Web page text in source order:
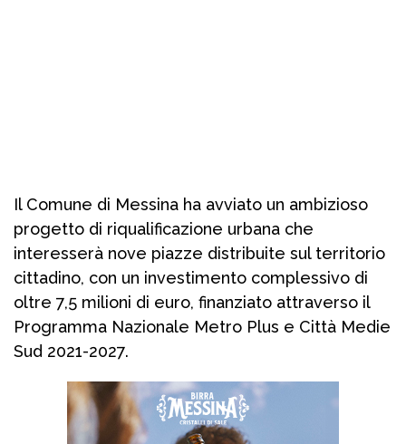
Il Comune di Messina ha avviato un ambizioso
progetto di riqualificazione urbana che
interesserà nove piazze distribuite sul territorio
cittadino, con un investimento complessivo di
oltre 7,5 milioni di euro, finanziato attraverso il
Programma Nazionale Metro Plus e Città Medie
Sud 2021-2027.